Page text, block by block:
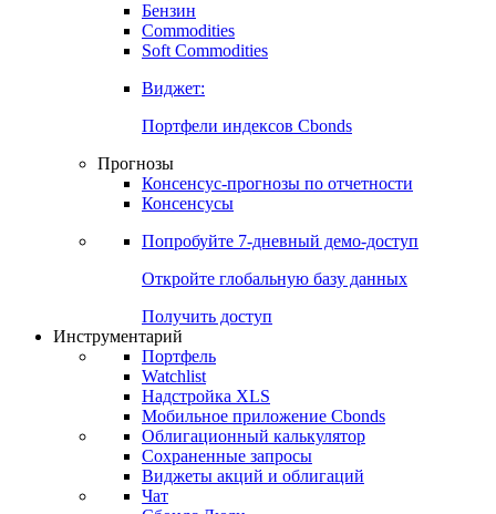
Commodities
Золото
Бензин
Soft Commodities
Виджет:
Портфели индексов Cbonds
Прогнозы
Консенсусы
Попробуйте7-дневный
Откройте глобальную базу данных
Получить доступ
Инструментарий
Портфель
Watchlist
Надстройка XLS
Мобильное приложение Cbonds